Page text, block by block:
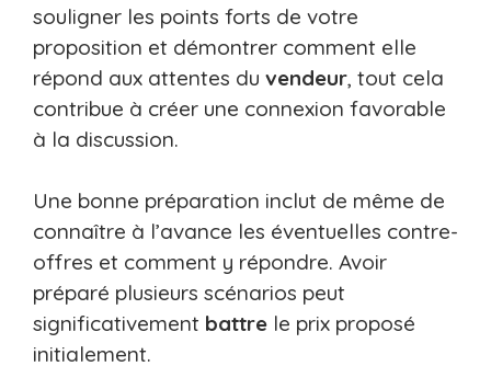
souligner les points forts de votre
proposition et démontrer comment elle
répond aux attentes du vendeur, tout cela
contribue à créer une connexion favorable
à la discussion.
Une bonne préparation inclut de même de
connaître à l’avance les éventuelles contre-
offres et comment y répondre. Avoir
préparé plusieurs scénarios peut
significativement battre le prix proposé
initialement.